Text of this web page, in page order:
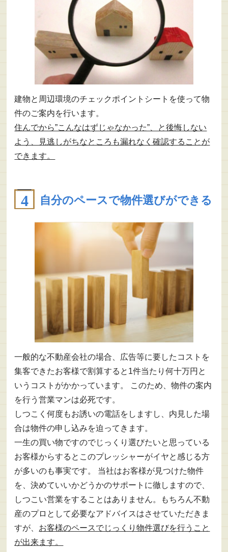
建物と周辺環境のチェックポイントシートを使って物
件のご案内を行います。
住んでから”こんなはずじゃなかった”、と後悔しない
よう、見逃しがちなところも漏れなく確認することが
できます。
自分のペースで物件選びができる
一般的な不動産会社の場合、広告等に要したコストを
集客できたお客様で割算すると1件当たり何十万円と
いうコストがかかっています。 このため、物件の案内
を行う営業マンは必死です。
しつこく何度もお誘いの電話をしますし、内見した場
合は物件の申し込みを迫ってきます。
一生の買い物ですのでじっくり選びたいと思っている
お客様からするとこのプレッシャーがイヤと感じる方
が多いのも事実です。 当社はお客様が見つけた物件
を、決めていいかどうかのサポートに徹しますので、
しつこい営業をすることはありません。もちろん不動
産のプロとして必要なアドバイスはさせていただきま
すが、 お客様のペースでじっくり物件選びを行うこと
が出来ます。